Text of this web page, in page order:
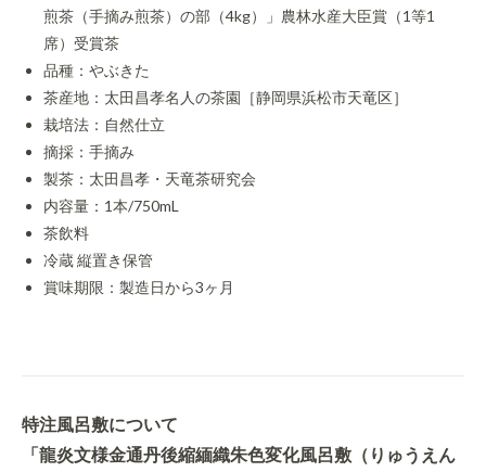
煎茶（手摘み煎茶）の部（4kg）」農林水産大臣賞（1等1
席）受賞茶
品種：やぶきた
茶産地：太田昌孝名人の茶園［静岡県浜松市天竜区］
栽培法：自然仕立
摘採：手摘み
製茶：太田昌孝・天竜茶研究会
内容量：1本/750mL
茶飲料
冷蔵 縦置き保管
賞味期限：製造日から3ヶ月
特注風呂敷について
「龍炎文様金通丹後縮緬織朱色変化風呂敷（りゅうえん